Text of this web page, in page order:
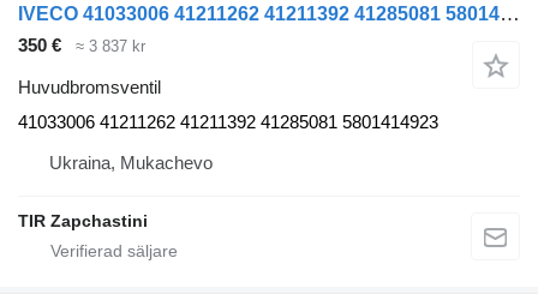
IVECO 41033006 41211262 41211392 41285081 5801414923 KNORR huvudbromsventil till IVECO STRALIS lastbil
350 € ≈ 3 837 kr
Huvudbromsventil
41033006 41211262 41211392 41285081 5801414923
Ukraina, Mukachevo
TIR Zapchastini